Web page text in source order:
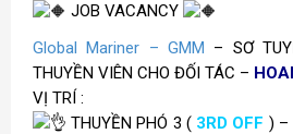
JOB VACANCY
Global Mariner – GMM – SƠ
THUYỀN VIÊN CHO ĐỐI TÁC –
VỊ TRÍ :
THUYỀN PHÓ 3 ( 3RD OFF )